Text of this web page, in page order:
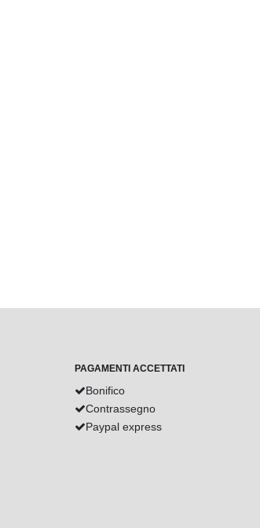
PAGAMENTI ACCETTATI
Bonifico
Contrassegno
Paypal express